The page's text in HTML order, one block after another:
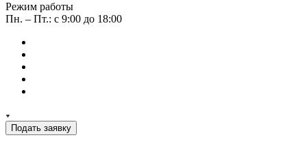
Режим работы
Пн. – Пт.: с 9:00 до 18:00
Подать заявку